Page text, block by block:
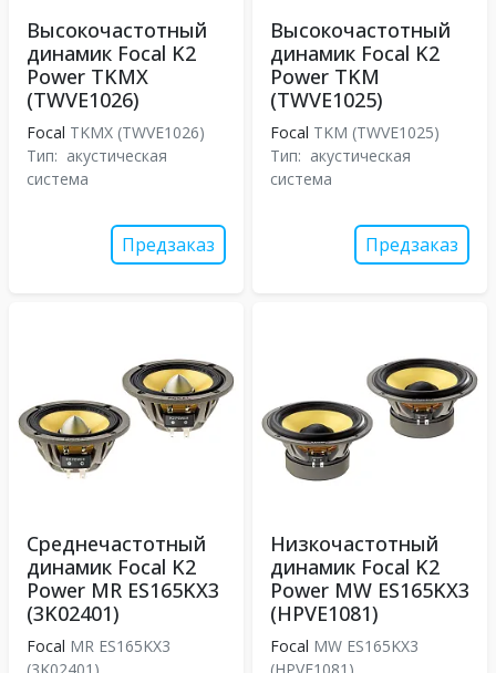
Высокочастотный
динамик Focal K2
Power TKMX
(TWVE1026)
Focal TKMX (TWVE1026)
Тип: акустическая
система
Предзаказ
Высокочастотный
динамик Focal K2
Power TKM
(TWVE1025)
Focal TKM (TWVE1025)
Тип: акустическая
система
Предзаказ
Среднечастотный
динамик Focal K2
Power MR ES165KX3
(3K02401)
Focal MR ES165KX3
Низкочастотный
динамик Focal K2
Power MW ES165KX3
(HPVE1081)
Focal MW ES165KX3